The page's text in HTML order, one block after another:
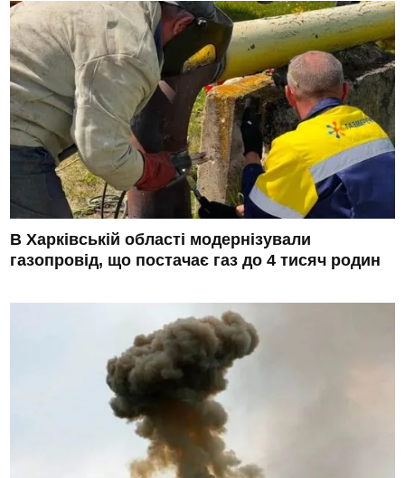
В Харківській області модернізували
газопровід, що постачає газ до 4 тисяч родин